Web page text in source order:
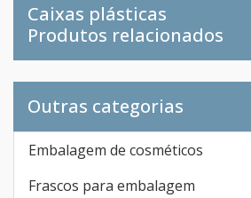
Caixas plásticas
Produtos relacionados
Outras categorias
Embalagem de cosméticos
Frascos para embalagem